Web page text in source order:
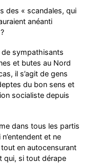
des « scandales, qui
anéanti
de sympathisants
et butes au Nord
il s’agit de gens
du bon sens et
socialiste depuis
dans tous les partis
et ne
en autocensurant
qui, si tout dérape